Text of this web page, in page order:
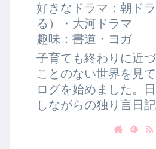
好きなドラマ：朝ド
る）・大河ドラマ
趣味：書道・ヨガ
子育ても終わりに近
ことのない世界を見
ログを始めました。
しながらの独り言日記